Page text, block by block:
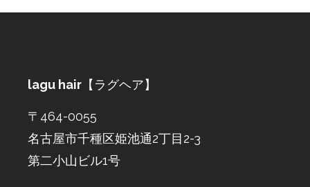
lagu hair 【ラグヘア】
〒464-0055
名古屋市千種区姫池通2丁目2-3
第二小山ビル1号